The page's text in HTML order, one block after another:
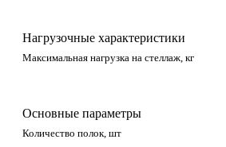
Нагрузочные характеристики
Максимальная нагрузка на стеллаж, кг
Основные параметры
Количество полок, шт